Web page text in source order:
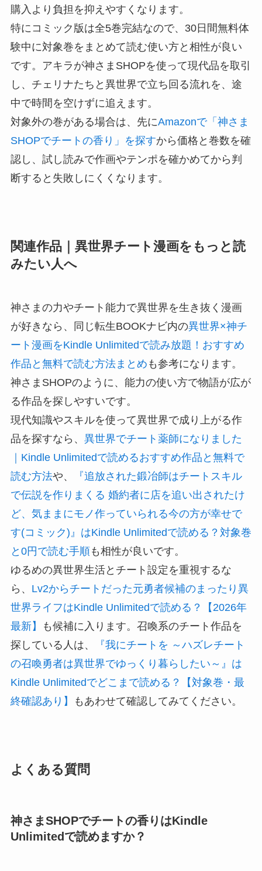
購入より負担を抑えやすくなります。
特にコミック版は全5巻完結なので、30日間無料体
験中に対象巻をまとめて読む使い方と相性が良い
です。アキラが神さまSHOPを使って現代品を取引
し、チェリナたちと異世界で立ち回る流れを、途
中で時間を空けずに追えます。
対象外の巻がある場合は、先にAmazonで「神さま
SHOPでチートの香り」を探すから価格と巻数を確
認し、試し読みで作画やテンポを確かめてから判
断すると失敗しにくくなります。
関連作品｜異世界チート漫画をもっと読
みたい人へ
神さまの力やチート能力で異世界を生き抜く漫画
が好きなら、同じ転生BOOKナビ内の異世界×神チ
ート漫画をKindle Unlimitedで読み放題！おすすめ
作品と無料で読む方法まとめ も参考になります。
神さまSHOPのように、能力の使い方で物語が広が
る作品を探しやすいです。
現代知識やスキルを使って異世界で成り上がる作
品を探すなら、 異世界でチート薬師になりました
｜Kindle Unlimitedで読めるおすすめ作品と無料で
読む方法や、
『追放された鍛冶師はチートスキル
で伝説を作りまくる 婚約者に店を追い出されたけ
ど、気ままにモノ作っていられる今の方が幸せで
す(コミック)』はKindle Unlimitedで読める？対象巻
と0円で読む手順も相性が良いです。
ゆるめの異世界生活とチート設定を重視するな
ら、 Lv2からチートだった元勇者候補のまったり異
世界ライフはKindle Unlimitedで読める？【2026年
最新】
も候補に入ります。召喚系のチート作品を
探している人は、
『我にチートを ～ハズレチート
の召喚勇者は異世界でゆっくり暮らしたい～』は
Kindle Unlimitedでどこまで読める？【対象巻・最
終確認あり】
もあわせて確認してみてください。
よくある質問
神さまSHOPでチートの香りはKindle
Unlimitedで読めますか？